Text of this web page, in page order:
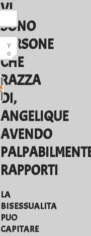
VI
SONO
PERSONE
CHE
RAZZA
DI,
ANGELIQUE
AVENDO
RAPPORTI
LA
BISESSUALITA
PUO
CAPITARE